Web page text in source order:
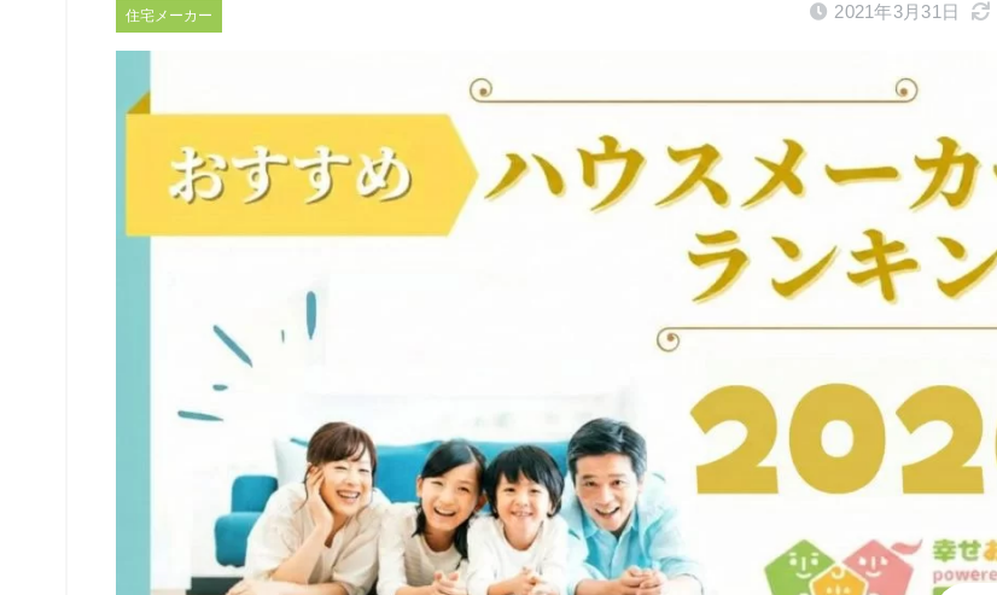
住宅メーカー 2021年3月31日